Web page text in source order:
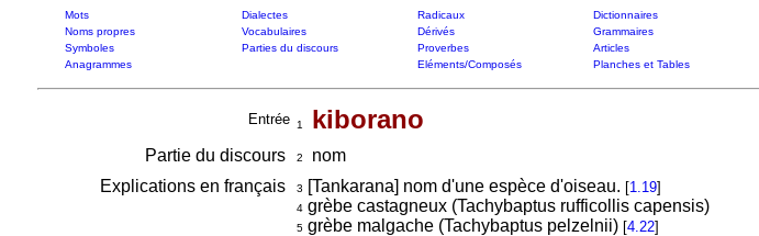
Mots Dialectes Radicaux Dictionnaires
Noms propres
Vocabulaires Dérivés Grammaires
Symboles
Parties du discours Proverbes Articles
Anagrammes
Eléments/Composés Planches et Tables
Entrée 1 kiborano
Partie du discours 2
nom
Explications en français
3 [Tankarana] nom d'une espèce d'oiseau. [1.19]
4grèbe castagneux (Tachybaptus rufficollis capensis)
5grèbe malgache (Tachybaptus pelzelnii) [4.22]